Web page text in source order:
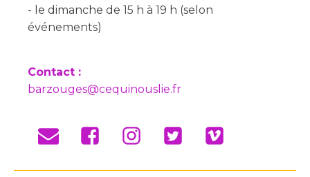
- le dimanche de 15 h à 19 h (selon
événements)
Contact :
barzouges@cequinouslie.fr